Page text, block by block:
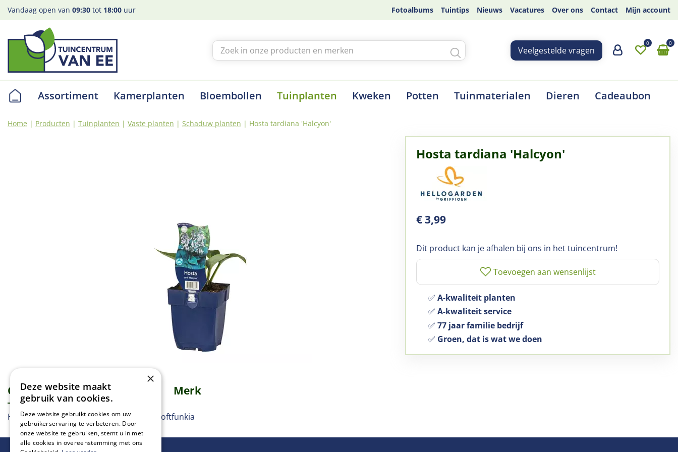
Ga
naar
Home Producten Tuinplanten Vaste planten Schaduw planten Hosta tardiana 'Halcyon'
Vandaag open van 09:30 tot 18:00 uur Fotoalbums Tuintips Nieuws Vacatures Over ons Contact Mijn account
Veelgestelde vragen
Assortiment Kamerplanten Bloembollen Tuinplanten Kweken Potten Tuinmaterialen Dieren Cadeaubon
Hosta tardiana 'Halcyon'
€3,99
Dit product kan je afhalen bij ons in het tuincentrum!
✅ A-kwaliteit planten
✅ A-kwaliteit service
✅ 77 jaar familie bedrijf
✅ Groen, dat is wat we doen
Omschrijving Specificaties Merk
Hartlelie, Herzlilie, Plantain lily, Funkie, Doftfunkia
×
Deze website maakt
gebruik van cookies.
Deze website gebruikt cookies om uw
gebruikerservaring te verbeteren. Door
onze website te gebruiken, stemt u in met
alle cookies in overeenstemming met ons